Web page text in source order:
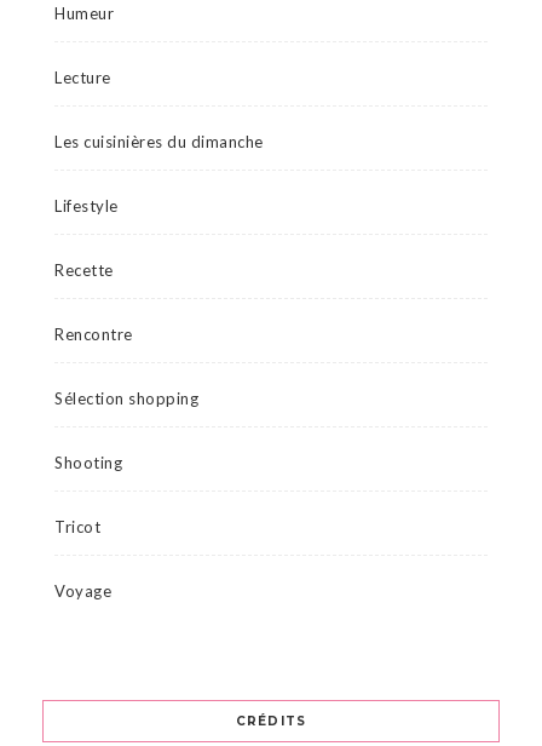
Humeur
Lecture
Les cuisinières du dimanche
Lifestyle
Recette
Rencontre
Sélection shopping
Shooting
Tricot
Voyage
CRÉDITS